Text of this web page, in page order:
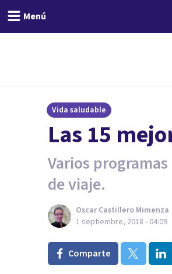
Menú
Vida saludable
Las 15
Varios
de viaje.
Oscar Castillero Mimenza
1 septiembre, 2018 - 04:09
Comparte